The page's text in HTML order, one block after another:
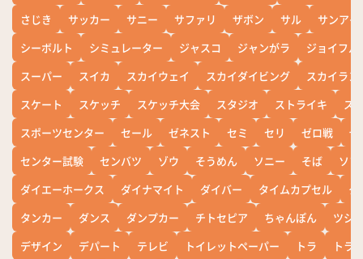
さじき
サッカー サニー サファリ ザボン サル
サンアイ
シーボルト
シミュレーター ジャスコ ジャンがラ
ジョイフル
スーパー
スイカ スカイウェイ スカイダイビング
スカイラン
スケート
スケッチ スケッチ大会 スタジオ ストライキ
ス
スポーツセンター
セール ゼネスト セミ セリ ゼロ戦
ぜ
センター試験
センバツ ゾウ そうめん ソニー そば
ソ
ダイエーホークス
ダイナマイト ダイバー タイムカプセル
タ
タンカー
ダンス ダンプカー チトセピア ちゃんぽん
ツシ
デザイン
デパート テレビ トイレットペーパー トラ
トラ